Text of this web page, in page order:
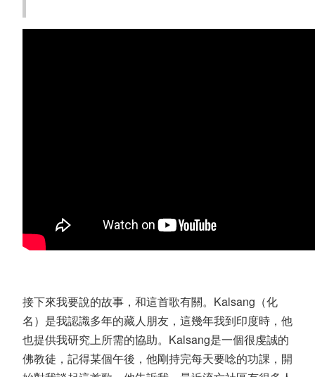
接下來我要說的故事，和這首歌有關。Kalsang（化
名）是我認識多年的藏人朋友，這幾年我到印度時，他
也提供我研究上所需的協助。Kalsang是一個很虔誠的
佛教徒，記得某個午後，他剛持完每天要唸的功課，開